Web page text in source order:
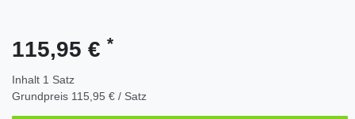
115,95 € *
Inhalt 1 Satz
Grundpreis 115,95 € / Satz